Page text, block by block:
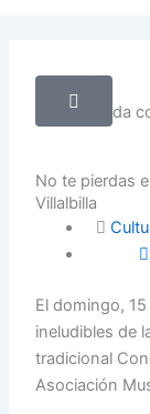
No te pierdas
Villalbilla
El domingo,
ineludibles de
tradicional
Asociación